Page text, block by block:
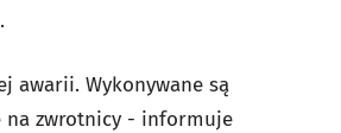
awarii. Wykonywane są
na zwrotnicy - informuje